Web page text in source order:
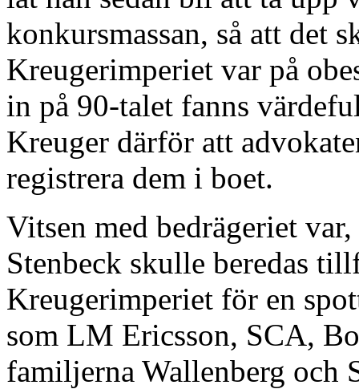
konkursmassan, så att det
Kreugerimperiet var på
in på 90-talet fanns
Kreuger därför att
registrera dem i boet.
Vitsen med bedrägeriet
Stenbeck skulle beredas
Kreugerimperiet för en
som LM Ericsson, SCA,
familjerna Wallenberg och